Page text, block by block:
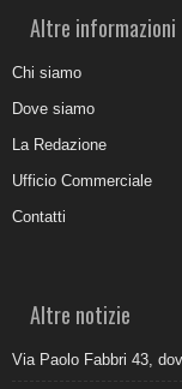
Altre informazioni
Chi siamo
Dove siamo
La Redazione
Ufficio Commerciale
Contatti
Altre notizie
Via Paolo Fabbri 43,